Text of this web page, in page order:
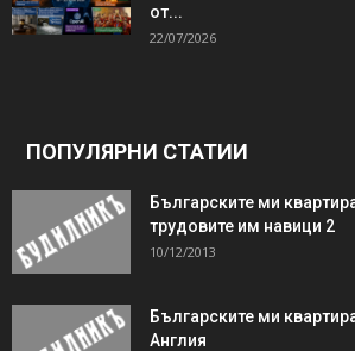
от...
22/07/2026
ПОПУЛЯРНИ СТАТИИ
Българските ми
трудовите им навици 2
10/12/2013
Българските ми
Англия